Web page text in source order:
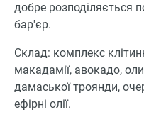
добре розподіляється
бар'єр.
Склад: комплекс
макадамії, авокадо,
дамаської троянди,
ефірні олії.